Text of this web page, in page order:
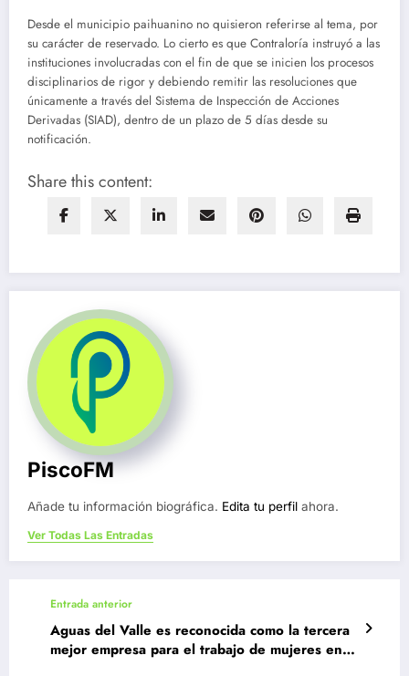
Desde el municipio paihuanino no quisieron referirse al tema, por
su carácter de reservado. Lo cierto es que Contraloría instruyó a las
instituciones involucradas con el fin de que se inicien los procesos
disciplinarios de rigor y debiendo remitir las resoluciones que
únicamente a través del Sistema de Inspección de Acciones
Derivadas (SIAD), dentro de un plazo de 5 días desde su
notificación.
Share this content:
PiscoFM
Añade tu información biográfica. Edita tu perfil ahora.
Ver Todas Las Entradas
Entrada anterior
Aguas del Valle es reconocida como la tercera
mejor empresa para el trabajo de mujeres en